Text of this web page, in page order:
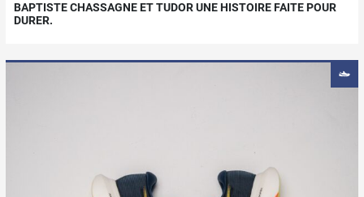
BAPTISTE CHASSAGNE ET TUDOR UNE HISTOIRE FAITE POUR
DURER.